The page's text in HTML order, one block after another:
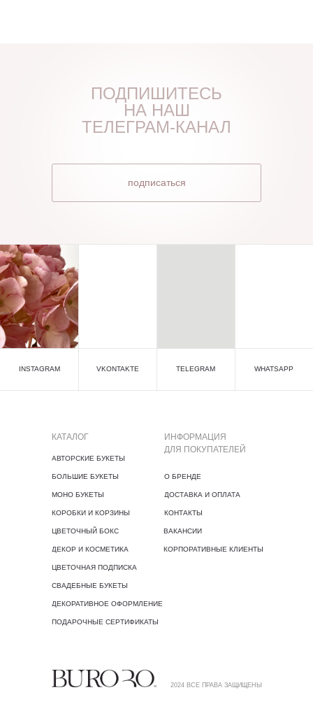
подписаться
ПОДПИШИТЕСЬ
НА НАШ
ТЕЛЕГРАМ-КАНАЛ
VKONTAKTE TELEGRAM WHATSAPP
INSTAGRAM
КАТАЛОГ
АВТОРСКИЕ БУКЕТЫ
БОЛЬШИЕ БУКЕТЫ
МОНО БУКЕТЫ
КОРОБКИ И КОРЗИНЫ
ЦВЕТОЧНЫЙ БОКС
ДЕКОР И КОСМЕТИКА
ЦВЕТОЧНАЯ ПОДПИСКА
СВАДЕБНЫЕ БУКЕТЫ
ДЕКОРАТИВНОЕ ОФОРМЛЕНИЕ
ИНФОРМАЦИЯ
ДЛЯ ПОКУПАТЕЛЕЙ
О БРЕНДЕ
ДОСТАВКА И ОПЛАТА
КОНТАКТЫ
ПОДАРОЧНЫЕ СЕРТИФИКАТЫ
2024 ВСЕ ПРАВА ЗАЩИЩЕНЫ
ВАКАНСИИ
КОРПОРАТИВНЫЕ КЛИЕНТЫ